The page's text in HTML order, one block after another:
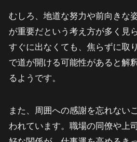
むしろ、地道な努力や前向きな
が重要だという考え方が多く見
すぐに出なくても、焦らずに取
で道が開ける可能性があると解
るようです。
また、周囲への感謝を忘れない
われています。職場の同僚や上